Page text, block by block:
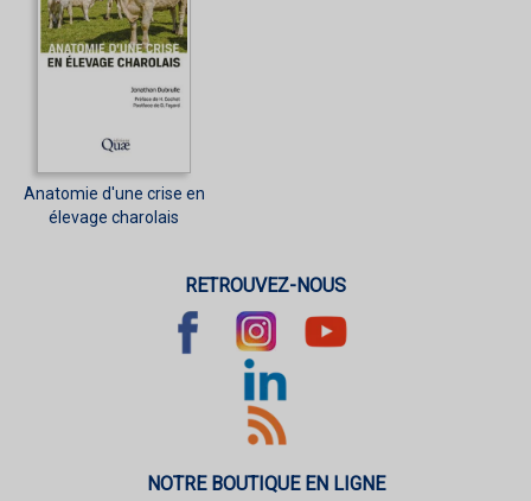
Anatomie d'une crise en
élevage charolais
RETROUVEZ-NOUS
NOTRE BOUTIQUE EN LIGNE